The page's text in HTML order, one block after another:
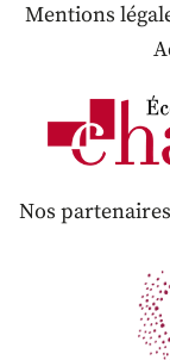
Mentions
Nos partenaires